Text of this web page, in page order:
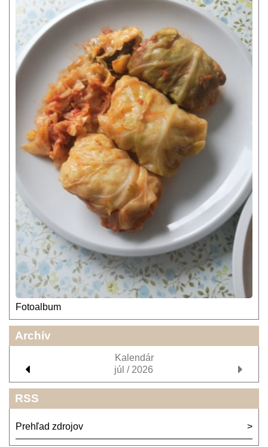
Fotoalbum
Archív
Kalendár
júl / 2026
RSS
Prehľad zdrojov